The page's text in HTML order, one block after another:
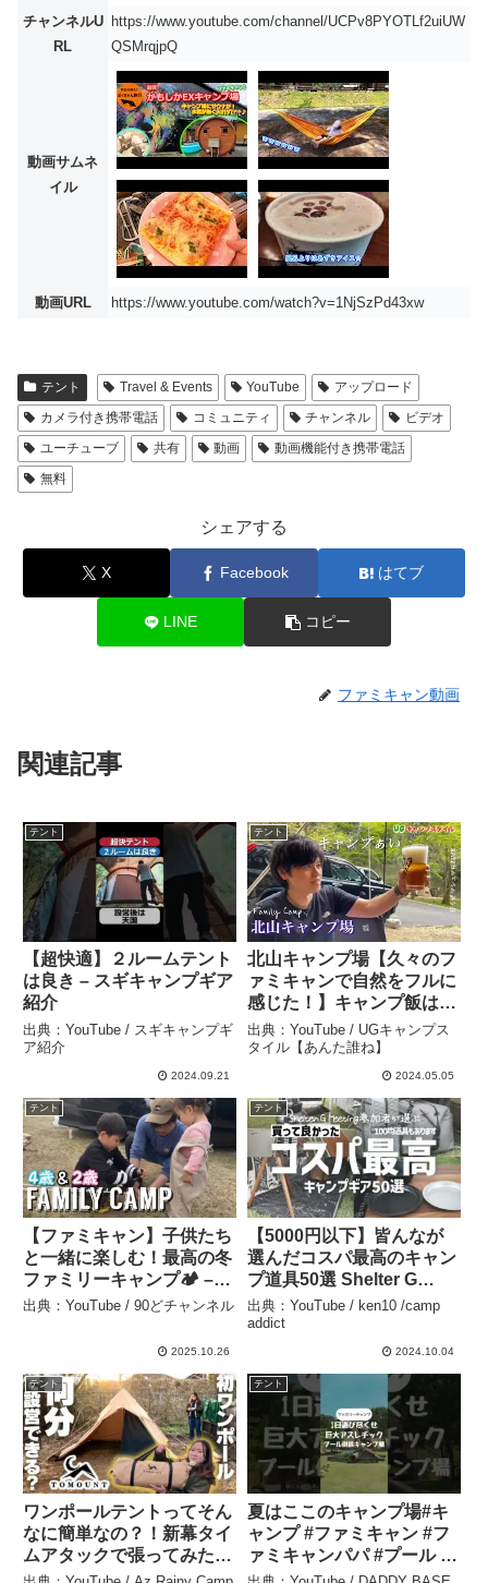
チャンネルU
RL
https://www.youtube.com/channel/UCPv8PYOTLf2uiUW
QSMrqjpQ
動画サムネ
イル
動画URL https://www.youtube.com/watch?v=1NjSzPd43xw
テント Travel & Events YouTube
アップロード
カメラ付き携帯電話
コミュニティ チャンネル
ビデオ
ユーチューブ
共有 動画
動画機能付き携帯電話
無料
シェアする
X Facebook はてブ
LINE コピー
ファミキャン動画
関連記事
テント
【超快適】２ルームテント
は良き – スギキャンプギア
紹介
出典：YouTube / スギキャンプギ
ア紹介
2024.09.21
テント
北山キャンプ場【久々のフ
ァミキャンで自然をフルに
感じた！】キャンプ飯は王
道のBBQと〆はマシュマ
ロTIME！？ #キャンプ #
ファミキャン #北山キャン
UGキャンプスタイル【あ
んた誰ね】
出典：YouTube / UGキャンプス
タイル【あんた誰ね】
2024.05.05
テント
【ファミキャン】子供たち
と一緒に楽しむ！最高の冬
ファミリーキャンプ🏕 –
90どチャンネル
出典：YouTube / 90どチャンネル
2025.10.26
テント
【5000円以下】皆んなが
選んだコスパ最高のキャン
プ道具50選 Shelter G
Meeting – ken10 /camp
addict
出典：YouTube / ken10 /camp
addict
2024.10.04
テント
ワンポールテントってそん
なに簡単なの？！新幕タイ
ムアタックで張ってみた！
with 年越しそば【ソロキャ
テント
夏はここのキャンプ場#キ
ャンプ #ファミキャン #フ
ァミキャンパパ #プール #
アスレチック #公園 #おす